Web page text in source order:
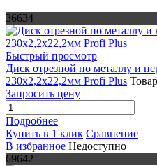
36634
Быстрый просмотр
Диск отрезной по металлу и
230х2,2х22,2мм Profi Plus
Запросить цену
Подробнее
Купить в 1 клик Сравнение
В избранное Недоступно
69642